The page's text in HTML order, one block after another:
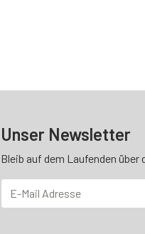
Unser Newsletter
Bleib auf dem Laufenden